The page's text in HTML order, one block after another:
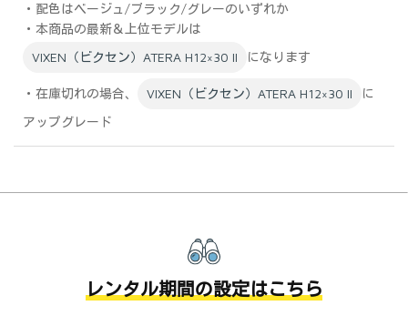
・配色はベージュ/ブラック/グレーのいずれか
・本商品の最新＆上位モデルは
VIXEN（ビクセン）ATERA H12×30 II
になります
・在庫切れの場合、 VIXEN（ビクセン）ATERA H12×30 II
に
アップグレード
レンタル期間の設定はこちら